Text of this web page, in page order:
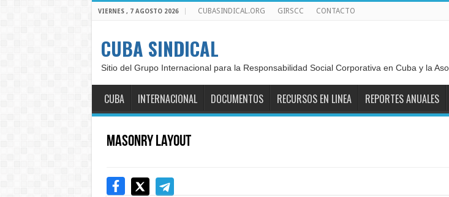
VIERNES , 7 AGOSTO 2026 CUBASINDICAL.ORG GIRSCC CONTACTO
CUBA SINDICAL
Sitio del Grupo Internacional para la Responsabilidad Social Corporativa en Cuba y la
CUBA INTERNACIONAL DOCUMENTOS RECURSOS EN LINEA REPORTES ANUALES
Masonry Layout